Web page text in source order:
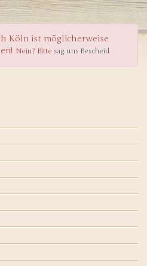
Köln ist möglicherweise
Nein? Bitte sag uns Bescheid